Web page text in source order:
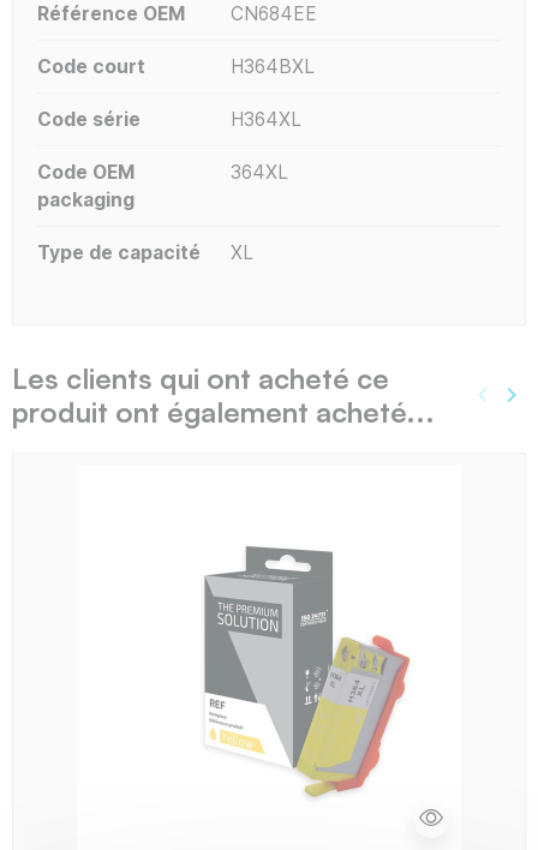
Référence OEM CN684EE
Code court H364BXL
Code série H364XL
Code OEM
packaging
364XL
Type de capacité XL
Les clients qui ont acheté ce
produit ont également acheté...
keyboard_arrow_left keyboard_arrow_right